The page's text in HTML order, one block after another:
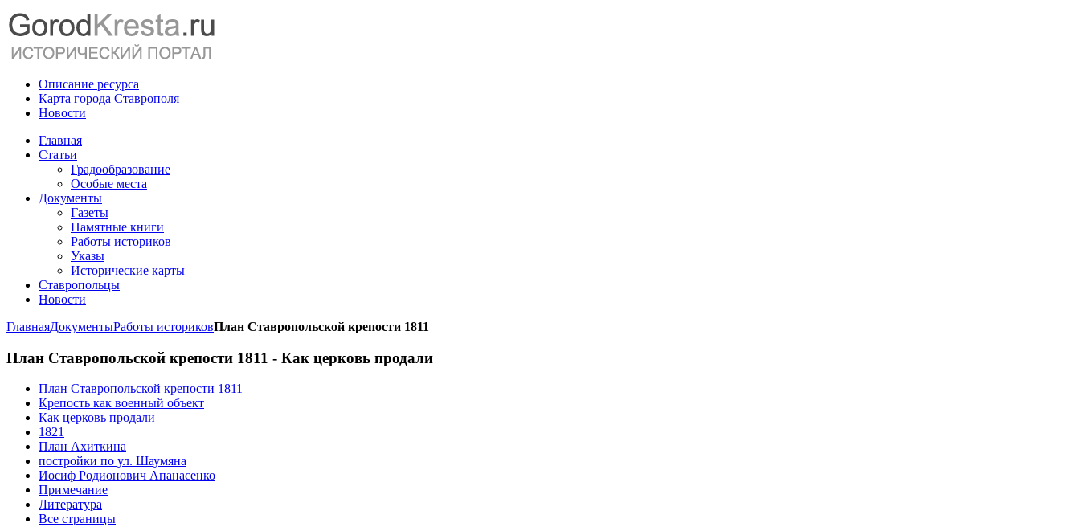
Описание ресурса
Карта города Ставрополя
Новости
Главная
Статьи
Градообразование
Особые места
Документы
Газеты
Памятные книги
Работы историков
Указы
Исторические карты
Ставропольцы
Новости
ГлавнаяДокументыРаботы историковПлан Ставропольской крепости 1811
План Ставропольской крепости 1811 - Как церковь продали
План Ставропольской крепости 1811
Крепость как военный объект
Как церковь продали
1821
План Ахиткина
постройки по ул. Шаумяна
Иосиф Родионович Апанасенко
Примечание
Литература
Все страницы